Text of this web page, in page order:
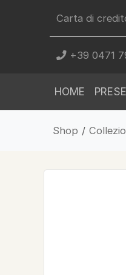
Carta di
+39 0471
HOME
Shop /